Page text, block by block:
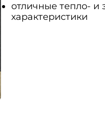
отличные тепло- и
характеристики